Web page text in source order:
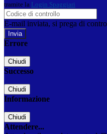
tramite la Login Spaggiari
E-mail inviata, si prega di
Errore
Chiudi
Successo
Chiudi
Informazione
Chiudi
Attendere...